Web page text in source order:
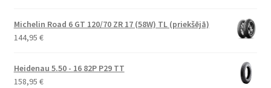
Michelin Road 6 GT 120/70 ZR 17 (58W) TL (priekšējā)
144,95 €
Heidenau 5.50 - 16 82P P29 TT
158,95 €